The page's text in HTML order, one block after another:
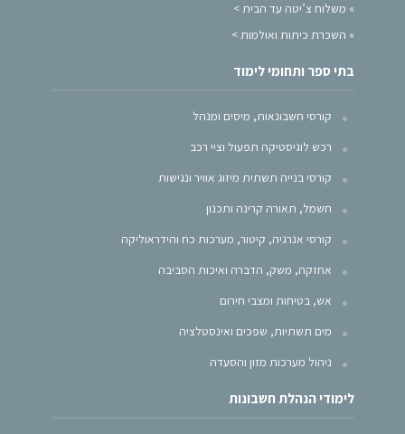
» משלוח צ’יטה עד הבית >
» השכרת כיתות ואולמות >
בתי ספר ותחומי לימוד
קורסי חשבונאות, מיסים ומנהל
רכש לוגיסטיקה תפעול וציי רכב
קורסי בנייה תשתית מיזוג אוויר ונגישות
חשמל, תאורה קרינה ותכנון
קורסי אנרגיה, קיטור, מערכות כח והידראוליקה
אחזקה, משק, הדברה ואיכות הסביבה
אש, בטיחות ומצבי חירום
מים תשתיות, שפכים ואינסטלציה
ניהול מערכות מזון והסעדה
לימודי הנהלת חשבונות